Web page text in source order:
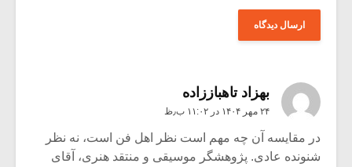
بهزاد تاهباززاده
۲۴ مهر ۱۴۰۴ در ۱۱:۰۲ ب٫ظ
در مقایسه آن چه مهم است نظر اهل فن است، نه نظر
شنونده عادی. پژوهشگر موسیقی و منتقد هنری، آقای